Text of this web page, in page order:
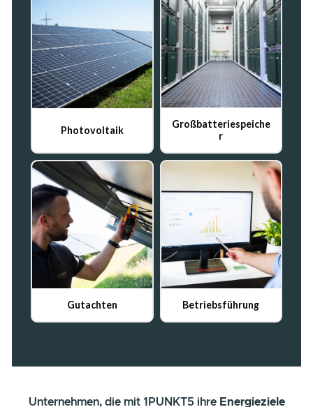
Ablehnen
10 MWh Speicherkapazität
BERATUNG ANFRAGEN